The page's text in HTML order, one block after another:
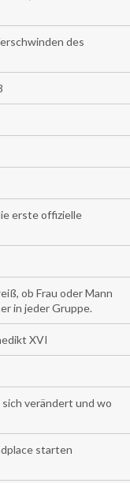
des
erste offizielle
ob Frau oder Mann
in jeder Gruppe.
XVI
verändert und wo
starten